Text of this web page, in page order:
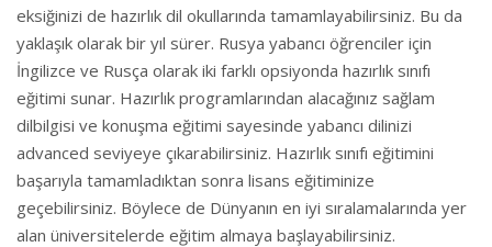
eksiğinizi de hazırlık dil okullarında tamamlayabilirsiniz. Bu da
yaklaşık olarak bir yıl sürer. Rusya yabancı öğrenciler için
İngilizce ve Rusça olarak iki farklı opsiyonda hazırlık sınıfı
eğitimi sunar. Hazırlık programlarından alacağınız sağlam
dilbilgisi ve konuşma eğitimi sayesinde yabancı dilinizi
advanced seviyeye çıkarabilirsiniz. Hazırlık sınıfı eğitimini
başarıyla tamamladıktan sonra lisans eğitiminize
geçebilirsiniz. Böylece de Dünyanın en iyi sıralamalarında yer
alan üniversitelerde eğitim almaya başlayabilirsiniz.